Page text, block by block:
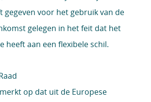
gegeven voor het gebruik van de
gelegen in het feit dat het
heeft aan een flexibele schil.
op dat uit de Europese